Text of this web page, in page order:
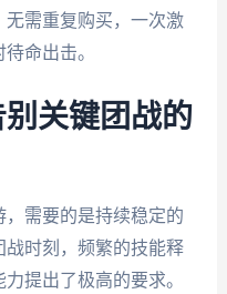
需重复购买，一次激
命出击。
关键团战的
需要的是持续稳定的
时刻，频繁的技能释
提出了极高的要求。